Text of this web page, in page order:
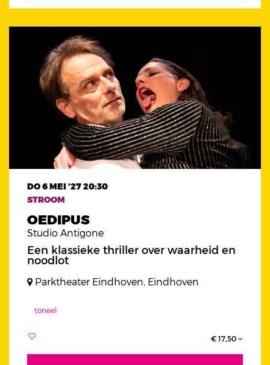
OEDIPUS
Studio Antigone
STROOM
DO 6 MEI ’2720:30
Een klassieke thriller over waarheid en
noodlot
Parktheater Eindhoven, Eindhoven
toneel
€ 17,50